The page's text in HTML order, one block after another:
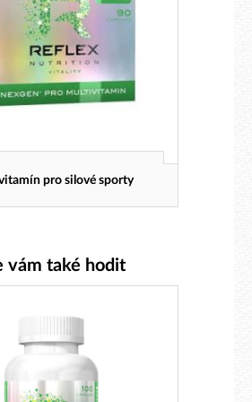
pro silové sporty
vám také hodit